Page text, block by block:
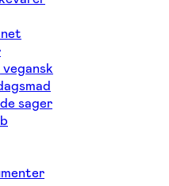
sager